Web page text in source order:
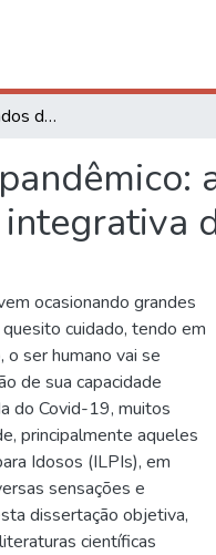
Idosos institucionalizados do Brasil no contexto pandêmico: análise das principais implicações na perspectiva da revisão integrativa da literatura
ocasionando grandes
cuidado, tendo em
ser humano vai se
de sua capacidade
do Covid-19, muitos
principalmente aqueles
Idosos (ILPIs), em
sensações e
dissertação objetiva,
científicas